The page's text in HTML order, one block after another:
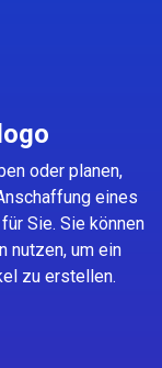
oder planen,
eines
Sie. Sie können
nutzen, um ein
zu erstellen.